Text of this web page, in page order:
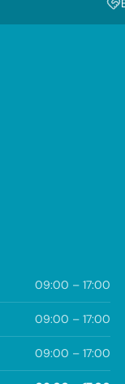
09:00 – 17:00
09:00 – 17:00
09:00 – 17:00